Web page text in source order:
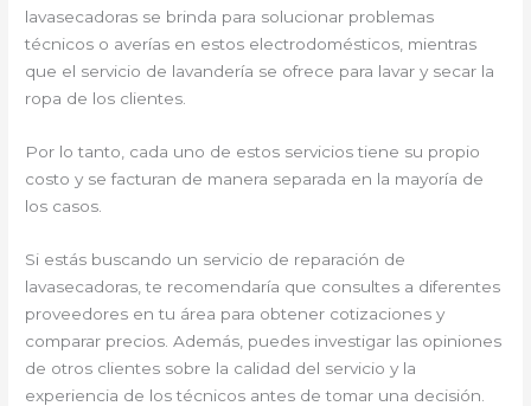
lavasecadoras se brinda para solucionar problemas
técnicos o averías en estos electrodomésticos, mientras
que el servicio de lavandería se ofrece para lavar y secar la
ropa de los clientes.
Por lo tanto, cada uno de estos servicios tiene su propio
costo y se facturan de manera separada en la mayoría de
los casos.
Si estás buscando un servicio de reparación de
lavasecadoras, te recomendaría que consultes a diferentes
proveedores en tu área para obtener cotizaciones y
comparar precios. Además, puedes investigar las opiniones
de otros clientes sobre la calidad del servicio y la
experiencia de los técnicos antes de tomar una decisión.